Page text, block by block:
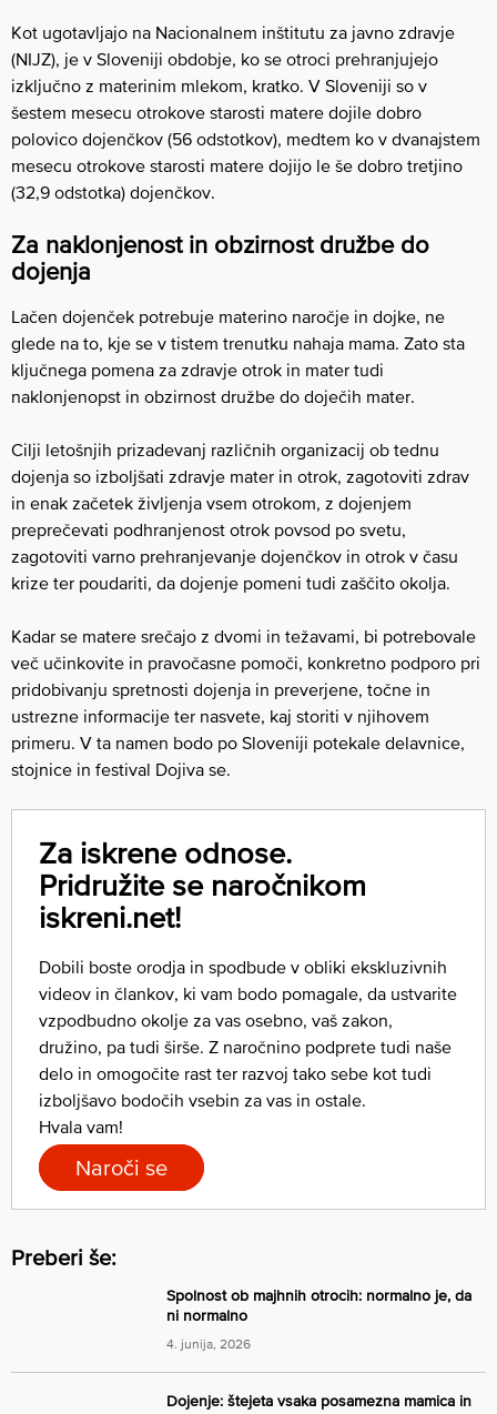
Kot ugotavljajo na Nacionalnem inštitutu za javno zdravje
(NIJZ), je v Sloveniji obdobje, ko se otroci prehranjujejo
izključno z materinim mlekom, kratko. V Sloveniji so v
šestem mesecu otrokove starosti matere dojile dobro
polovico dojenčkov (56 odstotkov), medtem ko v dvanajstem
mesecu otrokove starosti matere dojijo le še dobro tretjino
(32,9 odstotka) dojenčkov.
Za naklonjenost in obzirnost družbe do
dojenja
Lačen dojenček potrebuje materino naročje in dojke, ne
glede na to, kje se v tistem trenutku nahaja mama. Zato sta
ključnega pomena za zdravje otrok in mater tudi
naklonjenopst in obzirnost družbe do doječih mater.
Cilji letošnjih prizadevanj različnih organizacij ob tednu
dojenja so izboljšati zdravje mater in otrok, zagotoviti zdrav
in enak začetek življenja vsem otrokom, z dojenjem
preprečevati podhranjenost otrok povsod po svetu,
zagotoviti varno prehranjevanje dojenčkov in otrok v času
krize ter poudariti, da dojenje pomeni tudi zaščito okolja.
Kadar se matere srečajo z dvomi in težavami, bi potrebovale
več učinkovite in pravočasne pomoči, konkretno podporo pri
pridobivanju spretnosti dojenja in preverjene, točne in
ustrezne informacije ter nasvete, kaj storiti v njihovem
primeru. V ta namen bodo po Sloveniji potekale delavnice,
stojnice in festival Dojiva se.
Za iskrene odnose.
Pridružite se naročnikom
iskreni.net!
Dobili boste orodja in spodbude v obliki ekskluzivnih
videov in člankov, ki vam bodo pomagale, da ustvarite
vzpodbudno okolje za vas osebno, vaš zakon,
družino, pa tudi širše. Z naročnino podprete tudi naše
delo in omogočite rast ter razvoj tako sebe kot tudi
izboljšavo bodočih vsebin za vas in ostale.
Hvala vam!
Naroči se
Preberi še:
Spolnost ob majhnih otrocih: normalno je, da
ni normalno
4. junija, 2026
Dojenje: štejeta vsaka posamezna mamica in